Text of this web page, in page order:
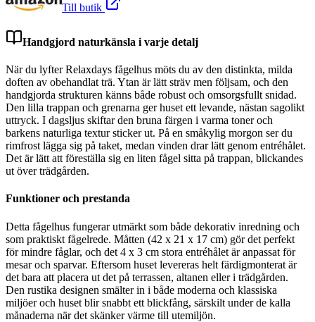
Till butik
Handgjord naturkänsla i varje detalj
När du lyfter Relaxdays fågelhus möts du av den distinkta, milda
doften av obehandlat trä. Ytan är lätt sträv men följsam, och den
handgjorda strukturen känns både robust och omsorgsfullt snidad.
Den lilla trappan och grenarna ger huset ett levande, nästan sagolikt
uttryck. I dagsljus skiftar den bruna färgen i varma toner och
barkens naturliga textur sticker ut. På en småkylig morgon ser du
rimfrost lägga sig på taket, medan vinden drar lätt genom entréhålet.
Det är lätt att föreställa sig en liten fågel sitta på trappan, blickandes
ut över trädgården.
Funktioner och prestanda
Detta fågelhus fungerar utmärkt som både dekorativ inredning och
som praktiskt fågelrede. Måtten (42 x 21 x 17 cm) gör det perfekt
för mindre fåglar, och det 4 x 3 cm stora entréhålet är anpassat för
mesar och sparvar. Eftersom huset levereras helt färdigmonterat är
det bara att placera ut det på terrassen, altanen eller i trädgården.
Den rustika designen smälter in i både moderna och klassiska
miljöer och huset blir snabbt ett blickfång, särskilt under de kalla
månaderna när det skänker värme till utemiljön.